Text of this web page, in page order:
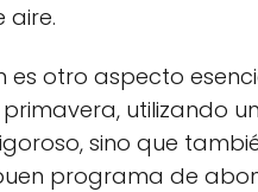
aire.
es otro aspecto
utilizando
sino que
programa de